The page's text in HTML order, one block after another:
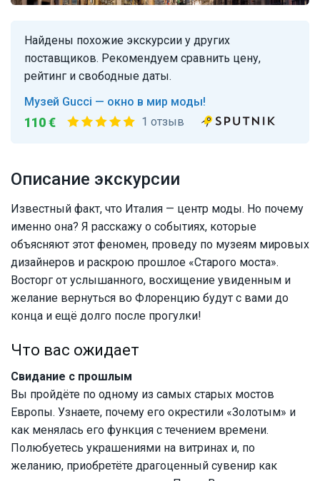
Описание экскурсии
Известный факт, что Италия — центр моды. Но почему
именно она? Я расскажу о событиях, которые
объясняют этот феномен, проведу по музеям мировых
дизайнеров и раскрою прошлое «Старого моста».
Восторг от услышанного, восхищение увиденным и
желание вернуться во Флоренцию будут с вами до
конца и ещё долго после прогулки!
Что вас ожидает
Свидание с прошлым
Вы пройдёте по одному из самых старых мостов
Европы. Узнаете, почему его окрестили «Золотым» и
как менялась его функция с течением времени.
Полюбуетесь украшениями на витринах и, по
желанию, приобретёте драгоценный сувенир как
Найдены похожие экскурсии у других
поставщиков. Рекомендуем сравнить цену,
рейтинг и свободные даты.
Музей Gucci — окно в мир моды!
110 € 1 отзыв